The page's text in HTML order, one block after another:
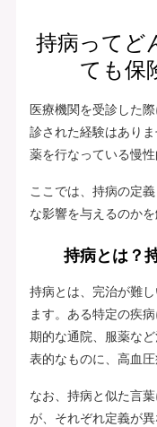
持病ってど
ても保
医療機関を受診した
診された経験はあり
薬を行なっている慢性
ここでは、持病の定
な影響を与えるのかを
持病とは？
持病とは、完治が難
ます。ある特定の疾
期的な通院、服薬な
表的なものに、高血
なお、持病と似た言
が、それぞれ定義が異